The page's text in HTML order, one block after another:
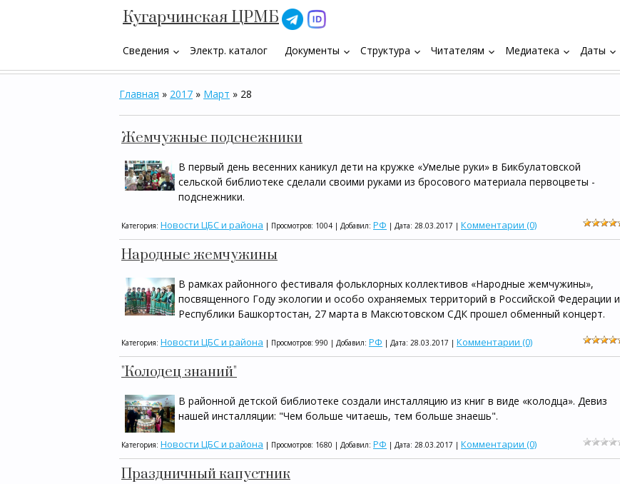
Кугарчинская ЦРМБ
Сведения keyboard_arrow_down Электр. каталог Документы keyboard_arrow_down Структура keyboard_arrow_down Читателям keyboard_arrow_down Медиатека keyboard_arrow_down Даты keyboard_arrow_down
Главная » 2017 » Март » 28
Жемчужные подснежники
В первый день весенних каникул дети на кружке «Умелые руки» в Бикбулатовской
сельской библиотеке сделали своими руками из бросового материала первоцветы -
подснежники.
Категория: Новости ЦБС и района | Просмотров: 1004 | Добавил: РФ | Дата: 28.03.2017 | Комментарии (0)
Народные жемчужины
В рамках районного фестиваля фольклорных коллективов «Народные жемчужины»,
посвященного Году экологии и особо охраняемых территорий в Российской Федерации и
Республики Башкортостан, 27 марта в Максютовском СДК прошел обменный концерт.
Категория: Новости ЦБС и района | Просмотров: 990 | Добавил: РФ | Дата: 28.03.2017 | Комментарии (0)
"Колодец знаний"
В районной детской библиотеке создали инсталляцию из книг в виде «колодца». Девиз
нашей инсталляции: "Чем больше читаешь, тем больше знаешь".
Категория: Новости ЦБС и района | Просмотров: 1680 | Добавил: РФ | Дата: 28.03.2017 | Комментарии (0)
Праздничный капустник